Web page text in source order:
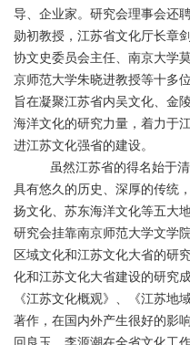
导、企业家。研究会理事会还
勋初教授，江苏省文化厅长章
协文史委员会主任、南京大学
京师范大学朱晓进教授等十多
旨在凝聚江苏省内吴文化、金
海洋文化的研究力量，着力于
进江苏文化强省的建设。
虽然江苏省的得名始于
具有悠久的历史、深厚的传统
扬文化、苏东海洋文化等五大
研究会挂靠南京师范大学文学
区域文化和江苏文化大省的研
化和江苏文化大省建设的研究
《江苏文化概观》、《江苏地
著作，在国内外产生很好的影
回良玉、李源潮在全省文化工